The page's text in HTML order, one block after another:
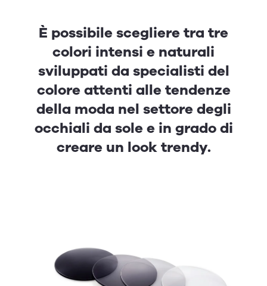
È possibile scegliere tra tre
colori intensi e naturali
sviluppati da specialisti del
colore attenti alle tendenze
della moda nel settore degli
occhiali da sole e in grado di
creare un look trendy.